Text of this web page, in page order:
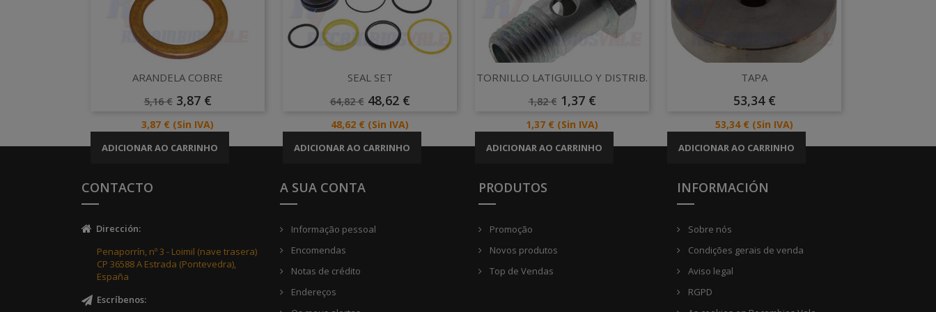
Vista rápida
ARANDELA COBRE
Preço
5,16 € Preço
3,87 €
Preço
3,87 € (Sin IVA)
ADICIONAR AO CARRINHO
Vista rápida
SEAL SET
Preço
64,82 € Preço
48,62 €
Preço
48,62 € (Sin IVA)
ADICIONAR AO CARRINHO
Vista rápida
TORNILLO LATIGUILLO Y DISTRIB.
Preço
1,82 € Preço
1,37 €
Preço
1,37 € (Sin IVA)
ADICIONAR AO CARRINHO
Vista rápida
TAPA
Preço
53,34 €
Preço
53,34 € (Sin IVA)
ADICIONAR AO CARRINHO
CONTACTO
Dirección:
Penaporrín, nº 3 - Loimil (nave trasera)
CP 36588 A Estrada (Pontevedra),
España
Escríbenos:
A SUA CONTA
Informação pessoal
Encomendas
Notas de crédito
Endereços
PRODUTOS
Promoção
Novos produtos
Top de Vendas
INFORMACIÓN
Sobre nós
Condições gerais de venda
Aviso legal
RGPD